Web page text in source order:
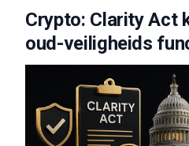
Crypto: Clarity Act
oud-veiligheids